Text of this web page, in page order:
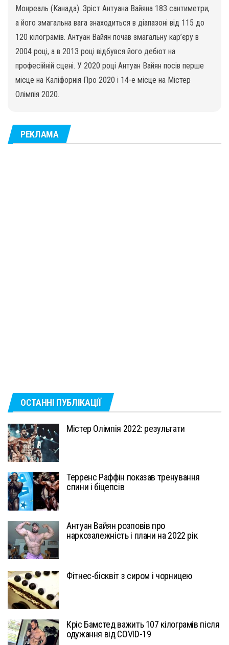
Монреаль (Канада). Зріст Антуана Вайяна 183 сантиметри,
а його змагальна вага знаходиться в діапазоні від 115 до
120 кілограмів. Антуан Вайян почав змагальну кар’єру в
2004 році, а в 2013 році відбувся його дебют на
професійній сцені. У 2020 році Антуан Вайян посів перше
місце на Каліфорнія Про 2020 і 14-е місце на Містер
Олімпія 2020.
РЕКЛАМА
ОСТАННІ ПУБЛІКАЦІЇ
Містер Олімпія 2022: результати
Терренс Раффін показав тренування
спини і біцепсів
Антуан Вайян розповів про
наркозалежність і плани на 2022 рік
Фітнес-бісквіт з сиром і чорницею
Кріс Бамстед важить 107 кілограмів після
одужання від COVID-19